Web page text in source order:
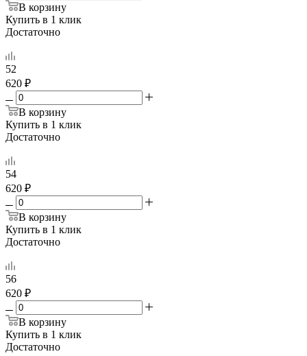
В корзину
Купить в 1 клик
Достаточно
52
620 ₽
В корзину
Купить в 1 клик
Достаточно
54
620 ₽
В корзину
Купить в 1 клик
Достаточно
56
620 ₽
В корзину
Купить в 1 клик
Достаточно